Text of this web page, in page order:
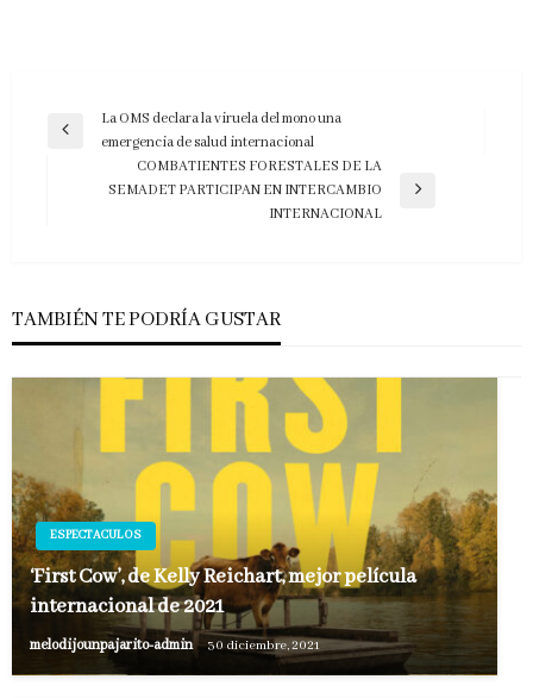
Navegación
entradas
Entrada
La OMS declara la viruela del mono una
emergencia de salud internacional
Entrada
COMBATIENTES FORESTALES DE LA
SEMADET PARTICIPAN EN INTERCAMBIO
INTERNACIONAL
TAMBIÉN TE PODRÍA GUSTAR
ESPECTACULOS
‘First Cow’, de Kelly Reichart, mejor película
internacional de 2021
melodijounpajarito-admin 30 diciembre, 2021